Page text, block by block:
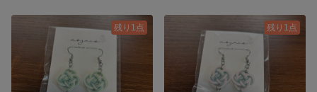
残り1点 残り1点